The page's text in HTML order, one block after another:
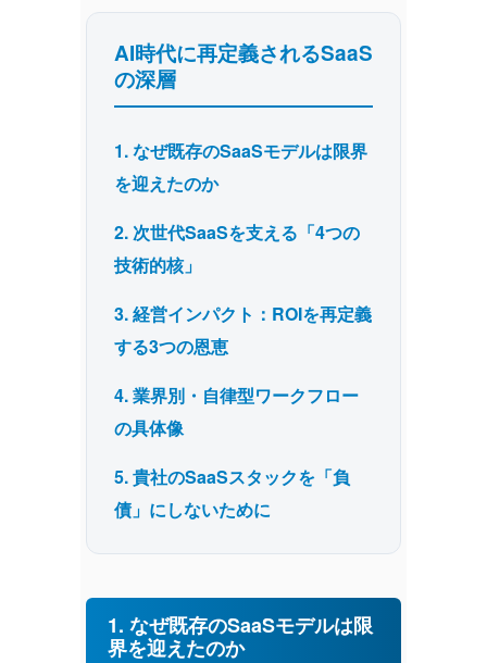
AI時代に再定義されるSaaS
の深層
1. なぜ既存のSaaSモデルは限界
を迎えたのか
2. 次世代SaaSを支える「4つの
技術的核」
3. 経営インパクト：ROIを再定義
する3つの恩恵
4. 業界別・自律型ワークフロー
の具体像
5. 貴社のSaaSスタックを「負
債」にしないために
1. なぜ既存のSaaSモデルは限
界を迎えたのか